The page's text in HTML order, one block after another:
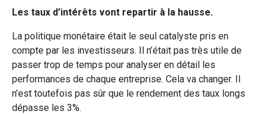
Les taux d’intérêts vont repartir à la hausse.
La politique monétaire était le seul catalyste pris en
compte par les investisseurs. Il n’était pas très utile de
passer trop de temps pour analyser en détail les
performances de chaque entreprise. Cela va changer. Il
n’est toutefois pas sûr que le rendement des taux longs
dépasse les 3%.